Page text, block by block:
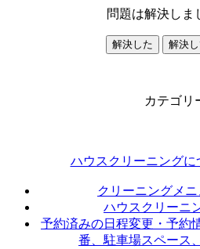
問題は解決しま
解決した 解決
カテゴリ
ハウスクリーニングに
クリーニングメ
ハウスクリーニ
予約済みの日程変更・予約
番、駐車場スペース